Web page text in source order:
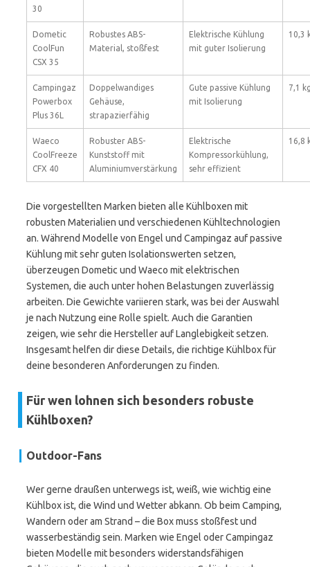
30
Dometic
CoolFun
CSX 35
Robustes ABS-
Material, stoßfest
Elektrische Kühlung
mit guter Isolierung
10,3
Campingaz
Powerbox
Plus 36L
Doppelwandiges
Gehäuse,
strapazierfähig
Gute passive Kühlung
mit Isolierung
7,1
Waeco
CoolFreeze
CFX 40
Robuster ABS-
Kunststoff mit
Aluminiumverstärkung
Elektrische
Kompressorkühlung,
sehr effizient
16,8
Die vorgestellten Marken bieten alle Kühlboxen mit
robusten Materialien und verschiedenen Kühltechnologien
an. Während Modelle von Engel und Campingaz auf passive
Kühlung mit sehr guten Isolationswerten setzen,
überzeugen Dometic und Waeco mit elektrischen
Systemen, die auch unter hohen Belastungen zuverlässig
arbeiten. Die Gewichte variieren stark, was bei der Auswahl
je nach Nutzung eine Rolle spielt. Auch die Garantien
zeigen, wie sehr die Hersteller auf Langlebigkeit setzen.
Insgesamt helfen dir diese Details, die richtige Kühlbox für
deine besonderen Anforderungen zu finden.
Für wen lohnen sich besonders robuste
Kühlboxen?
Outdoor-Fans
Wer gerne draußen unterwegs ist, weiß, wie wichtig eine
Kühlbox ist, die Wind und Wetter abkann. Ob beim Camping,
Wandern oder am Strand – die Box muss stoßfest und
wasserbeständig sein. Marken wie Engel oder Campingaz
bieten Modelle mit besonders widerstandsfähigen